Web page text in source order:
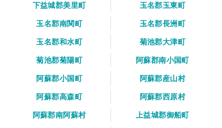
下益城郡美里町
玉名郡玉東町
玉名郡南関町
玉名郡長洲町
玉名郡和水町
菊池郡大津町
菊池郡菊陽町
阿蘇郡南小国町
阿蘇郡小国町
阿蘇郡産山村
阿蘇郡高森町
阿蘇郡西原村
阿蘇郡南阿蘇村
上益城郡御船町